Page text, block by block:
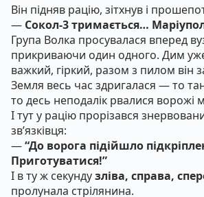
Він підняв рацію, зітхнув і
— Сокол-3 тримається…
Група Волка просувалася вперед
прикриваючи один одного. Дим
важкий, гіркий, разом з пилом він
Земля весь час здригалася — то
то десь неподалік рвалися ворожі
І тут у рацію прорізався
зв’язківця:
—“До ворога підійшло
Приготуватися!”
І в ту ж секундузліва, справа,
пролунала стрілянина.